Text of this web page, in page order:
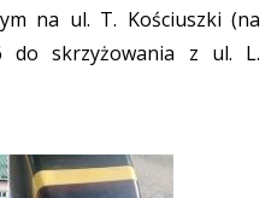
na ul. T. Kościuszki (na
skrzyżowania z ul. L.